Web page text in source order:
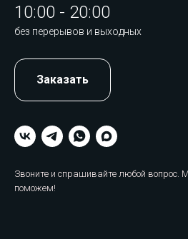
10:00 - 20:00
без перерывов и выходных
Заказать
Звоните и спрашивайте любой вопрос.
поможем!